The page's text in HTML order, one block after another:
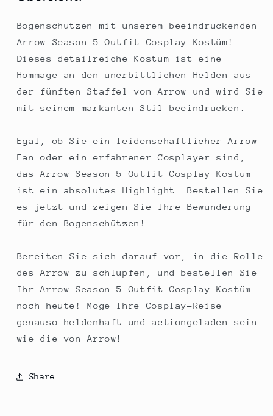
Bogenschützen mit unserem beeindruckenden
Arrow Season 5 Outfit Cosplay Kostüm!
Dieses detailreiche Kostüm ist eine
Hommage an den unerbittlichen Helden aus
der fünften Staffel von Arrow und wird Sie
mit seinem markanten Stil beeindrucken.
Egal, ob Sie ein leidenschaftlicher Arrow-
Fan oder ein erfahrener Cosplayer sind,
das Arrow Season 5 Outfit Cosplay Kostüm
ist ein absolutes Highlight. Bestellen Sie
es jetzt und zeigen Sie Ihre Bewunderung
für den Bogenschützen!
Bereiten Sie sich darauf vor, in die Rolle
des Arrow zu schlüpfen, und bestellen Sie
Ihr Arrow Season 5 Outfit Cosplay Kostüm
noch heute! Möge Ihre Cosplay-Reise
genauso heldenhaft und actiongeladen sein
wie die von Arrow!
Share